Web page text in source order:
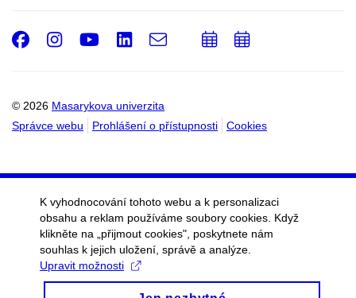
© 2026 Masarykova univerzita
Správce webu
Prohlášení o přístupnosti Cookies
Facebook
Instagram
Youtube
LinkedIn
e-
PřidatPřidat
K vyhodnocování tohoto webu a k personalizaci
obsahu a reklam používáme soubory cookies. Když
klikněte na „přijmout cookies", poskytnete nám
souhlas k jejich uložení, správě a analýze.
Upravit možnosti